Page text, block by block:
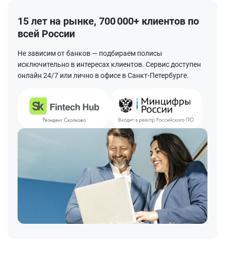
15 лет на рынке, 700 000+ клиентов по
всей России
Не зависим от банков — подбираем полисы
исключительно в интересах клиентов. Сервис доступен
онлайн 24/7 или лично в офисе в Санкт-Петербурге.